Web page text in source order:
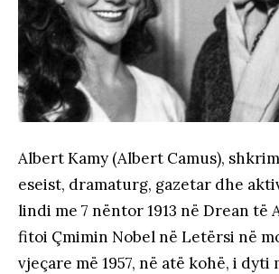
Albert Kamy (Albert Camus),
eseist, dramaturg, gazetar dhe
lindi me 7 nëntor 1913 në Drean të
fitoi Çmimin Nobel në Letërsi në
vjeçare më 1957, në atë kohë, i dyti